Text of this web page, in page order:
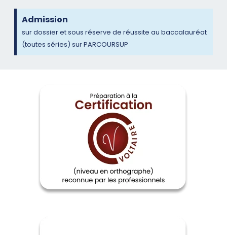
Admission
sur dossier et sous réserve de réussite au baccalauréat
(toutes séries) sur PARCOURSUP